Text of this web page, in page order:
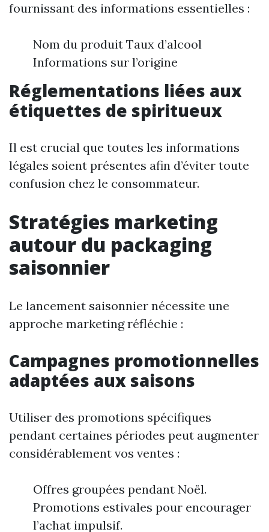
fournissant des informations essentielles :
Nom du produit Taux d’alcool
Informations sur l’origine
Réglementations liées aux
étiquettes de spiritueux
Il est crucial que toutes les informations
légales soient présentes afin d’éviter toute
confusion chez le consommateur.
Stratégies marketing
autour du packaging
saisonnier
Le lancement saisonnier nécessite une
approche marketing réfléchie :
Campagnes promotionnelles
adaptées aux saisons
Utiliser des promotions spécifiques
pendant certaines périodes peut augmenter
considérablement vos ventes :
Offres groupées pendant Noël.
Promotions estivales pour encourager
l’achat impulsif.